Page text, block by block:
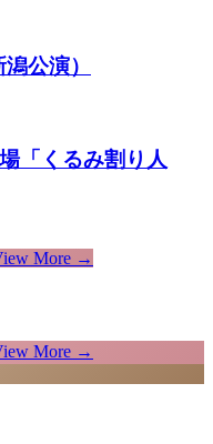
公演）
「くるみ割り人
More →
More →